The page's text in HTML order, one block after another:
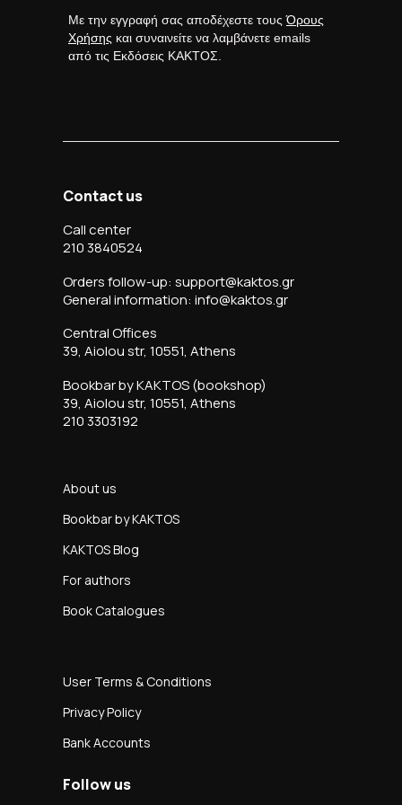
Με την εγγραφή σας αποδέχεστε τουςΌρους
Χρήσης και συναινείτε να λαμβάνετε emails
από τις Εκδόσεις ΚΑΚΤΟΣ.
Contact us
Call center
210 3840524
Orders follow-up: support@kaktos.gr
General information: info@kaktos.gr
Central Offices
39, Aiolou str, 10551, Athens
Bookbar by KAKTOS (bookshop)
39, Aiolou str, 10551, Athens
210 3303192
About us
Bookbar by KAKTOS
KAKTOS Blog
For authors
Book Catalogues
User Terms & Conditions
Privacy Policy
Bank Accounts
Follow us